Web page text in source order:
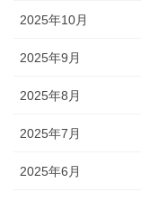
2025年10月
2025年9月
2025年8月
2025年7月
2025年6月